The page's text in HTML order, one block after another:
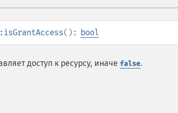
(): bool
доступ к ресурсу, иначе false.